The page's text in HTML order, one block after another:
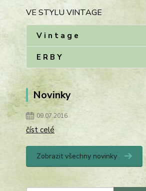
VE STYLU VINTAGE
V i n t a g e
E R B Y
Novinky
09.07.2016
číst celé
Zobrazit všechny novinky